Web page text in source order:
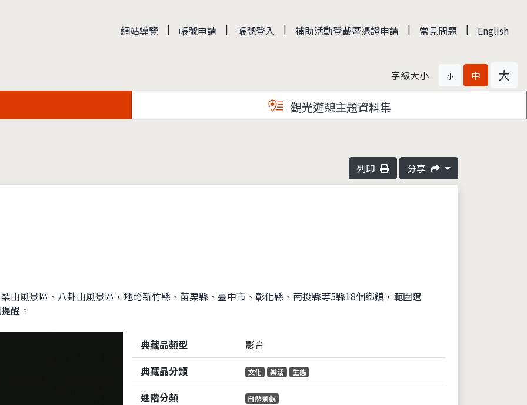
網站導覽 | 帳號申請 | 帳號登入 | 補助活動登載暨憑證申請 | 常見問題 | English
字級大小 小 中 大
觀光遊憩主題資料集
列印 分享
山風景區、八卦山風景區，地跨新竹縣、苗栗縣、臺中市、彰化縣、南投縣等5縣18個鄉鎮，範圍遼
醒。
典藏品類型
影音
典藏品分類
文化 樂活 生態
進階分類 自然景觀